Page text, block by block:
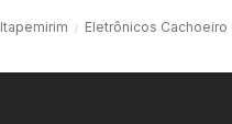
Eletrônicos